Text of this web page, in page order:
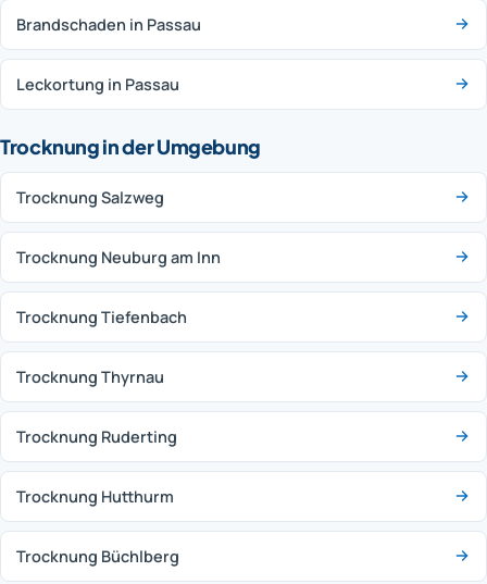
Brandschaden in Passau
Leckortung in Passau
Trocknung in der Umgebung
Trocknung Salzweg
Trocknung Neuburg am Inn
Trocknung Tiefenbach
Trocknung Thyrnau
Trocknung Ruderting
Trocknung Hutthurm
Trocknung Büchlberg